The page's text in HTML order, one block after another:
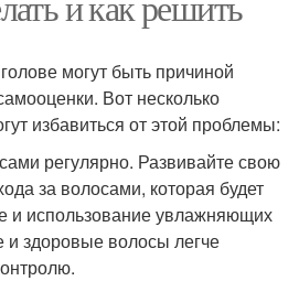
могут быть причиной
Вот несколько
избавиться от этой проблемы:
регулярно. Развивайте свою
за волосами, которая будет
и использование увлажняющих
здоровые волосы легче